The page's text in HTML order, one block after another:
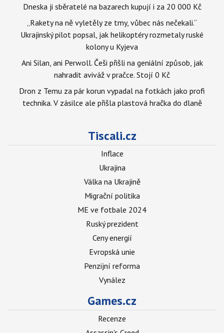
Dneska ji sběratelé na bazarech kupují i za 20 000 Kč
„Rakety na ně vyletěly ze tmy, vůbec nás nečekali.“
Ukrajinský pilot popsal, jak helikoptéry rozmetaly ruské
kolony u Kyjeva
Ani Silan, ani Perwoll. Češi přišli na geniální způsob, jak
nahradit aviváž v pračce. Stojí 0 Kč
Dron z Temu za pár korun vypadal na fotkách jako profi
technika. V zásilce ale přišla plastová hračka do dlaně
Tiscali.cz
Inflace
Ukrajina
Válka na Ukrajině
Migrační politika
ME ve fotbale 2024
Ruský prezident
Ceny energií
Evropská unie
Penzijní reforma
Vynález
Games.cz
Recenze